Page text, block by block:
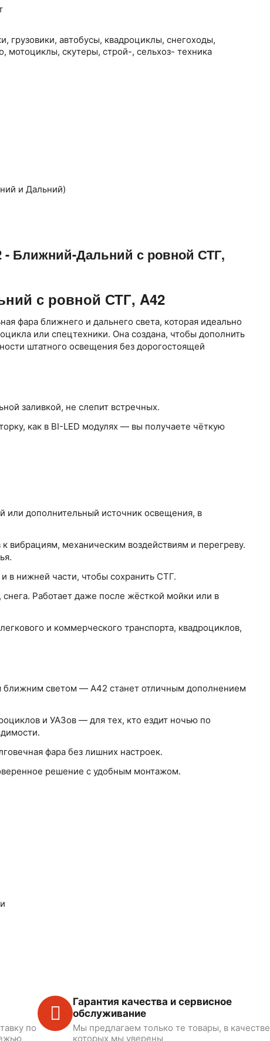
грузовики, автобусы, квадроциклы, снегоходы,
мотоциклы, скутеры, строй-, сельхоз- техника
и Дальний)
Ближний-Дальний с ровной СТГ,
с ровной СТГ, A42
фара ближнего и дальнего света, которая идеально
или спецтехники. Она создана, чтобы дополнить
штатного освещения без дорогостоящей
заливкой, не слепит встречных.
как в BI-LED модулях — вы получаете чёткую
или дополнительный источник освещения, в
механическим воздействиям и перегреву.
в нижней части, чтобы сохранить СТГ.
Работает даже после жёсткой мойки или в
и коммерческого транспорта, квадроциклов,
ближним светом — A42 станет отличным дополнением
и УАЗов — для тех, кто ездит ночью по
фара без лишних настроек.
решение с удобным монтажом.
по
Гарантия качества и сервисное
обслуживание
Мы предлагаем только те товары, в качестве
которых мы уверены